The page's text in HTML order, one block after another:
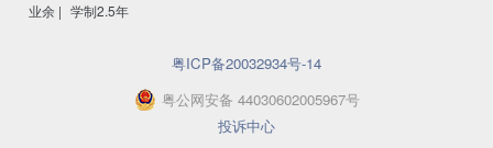
业余 | 学制2.5年
粤ICP备20032934号-14
粤公网安备 44030602005967号
投诉中心